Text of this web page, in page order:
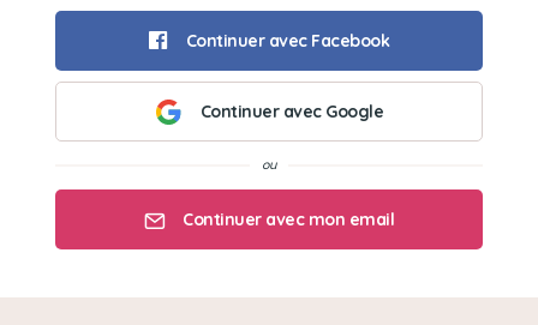
Chats
Continuer avec Facebook
Continuer avec Google
Continuer avec mon email